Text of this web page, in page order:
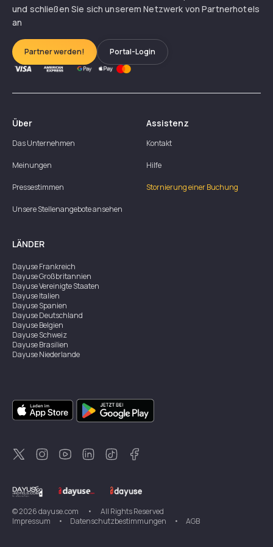
und schließen Sie sich unserem Netzwerk von Partnerhotels
an
Partner werden! Portal-Login
Über
Das Unternehmen
Meinungen
Pressestimmen
Unsere Stellenangebote ansehen
Assistenz
Kontakt
Hilfe
Stornierung einer Buchung
LÄNDER
DayuseFrankreich
DayuseGroßbritannien
DayuseVereinigte Staaten
DayuseItalien
DayuseSpanien
DayuseDeutschland
DayuseBelgien
DayuseSchweiz
DayuseBrasilien
DayuseNiederlande
DayuseKanada
DayuseSingapur
DayuseZweden
DayuseKorea
DayuseNeuseeland
©2026dayuse.com •
All Rights Reserved
Impressum
• Datenschutzbestimmungen • AGB